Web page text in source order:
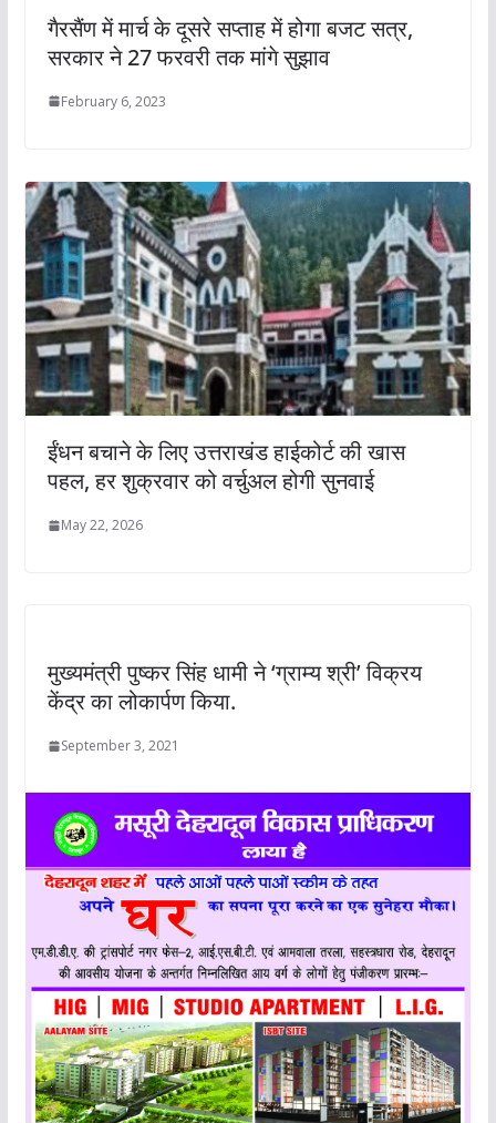
गैरसैंण में मार्च के दूसरे सप्ताह में होगा बजट सत्र,
सरकार ने 27 फरवरी तक मांगे सुझाव
February 6, 2023
ईंधन बचाने के लिए उत्तराखंड हाईकोर्ट की खास
पहल, हर शुक्रवार को वर्चुअल होगी सुनवाई
May 22, 2026
मुख्यमंत्री पुष्कर सिंह धामी ने ‘ग्राम्य श्री’ विक्रय
केंद्र का लोकार्पण किया.
September 3, 2021